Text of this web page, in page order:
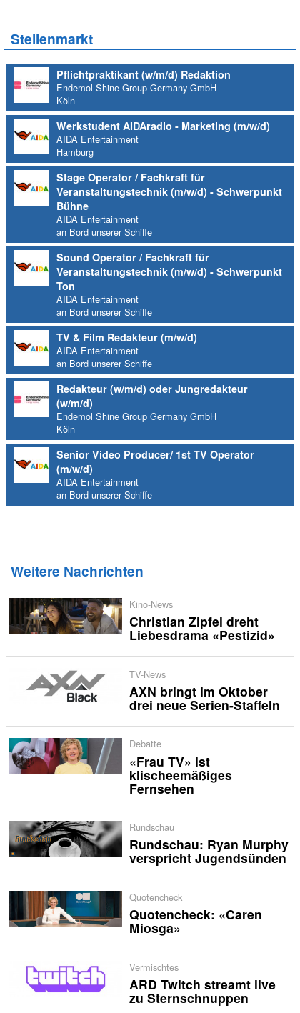
Stellenmarkt
Pflichtpraktikant (w/m/d) Redaktion
Endemol Shine Group Germany GmbH
Köln
Werkstudent AIDAradio - Marketing (m/w/d)
AIDA Entertainment
Hamburg
Stage Operator / Fachkraft für
Veranstaltungstechnik (m/w/d) - Schwerpunkt
Bühne
AIDA Entertainment
an Bord unserer Schiffe
Sound Operator / Fachkraft für
Veranstaltungstechnik (m/w/d) - Schwerpunkt
Ton
AIDA Entertainment
an Bord unserer Schiffe
TV & Film Redakteur (m/w/d)
AIDA Entertainment
an Bord unserer Schiffe
Redakteur (w/m/d) oder Jungredakteur
(w/m/d)
Endemol Shine Group Germany GmbH
Köln
Senior Video Producer/ 1st TV Operator
(m/w/d)
AIDA Entertainment
an Bord unserer Schiffe
Weitere Nachrichten
Kino-News
Christian Zipfel dreht
Liebesdrama «Pestizid»
TV-News
AXN bringt im Oktober
drei neue Serien-Staffeln
Debatte
«Frau TV» ist
klischeemäßiges
Fernsehen
Rundschau
Rundschau: Ryan Murphy
verspricht Jugendsünden
Quotencheck
Quotencheck: «Caren
Miosga»
Vermischtes
ARD Twitch streamt live
zu Sternschnuppen